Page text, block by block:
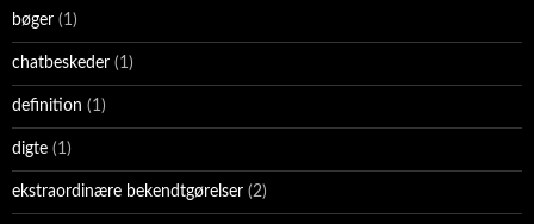
bøger (1)
chatbeskeder (1)
definition (1)
digte (1)
ekstraordinære bekendtgørelser (2)